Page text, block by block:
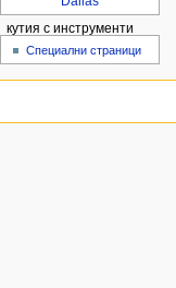
кутия с инструменти
Специални страници